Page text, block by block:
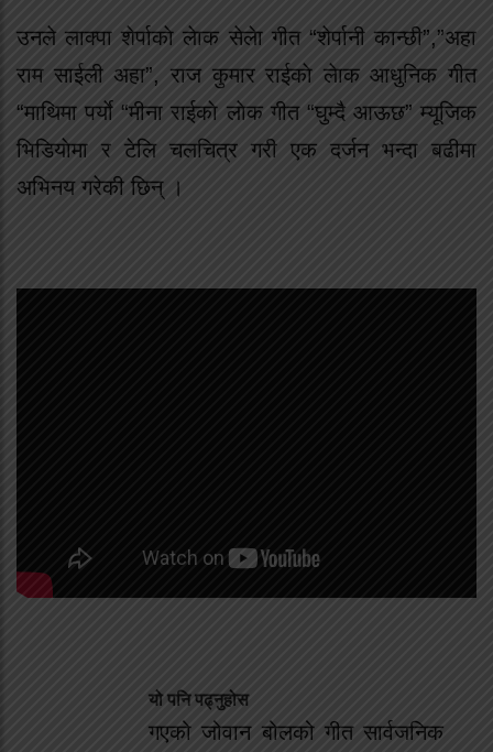
उनले लाक्पा शेर्पाकाे लेाक सेलेा गीत “शेर्पानी कान्छी”,”अहा
राम साईली अहा”, राज कुमार राईकाे लेाक आधुनिक गीत
“माथिमा पर्याे “मीना राईकाे लाेक गीत “घुम्दै आऊछ” म्यूजिक
भिडियाेमा र टेलि चलचित्र गरी एक दर्जन भन्दा बढीमा
अभिनय गरेकी छिन् ।
यो पनि पढ्नुहोस
गएको जोवान बोलको गीत सार्वजनिक